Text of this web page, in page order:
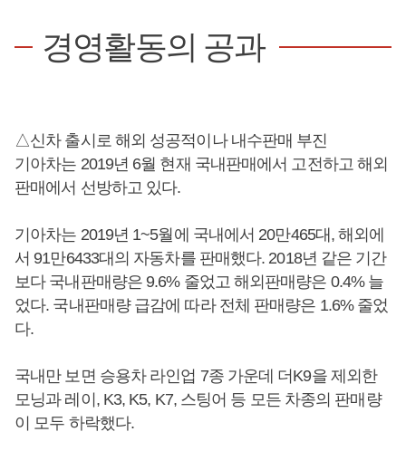
경영활동의 공과
△신차 출시로 해외 성공적이나 내수판매 부진
기아차는 2019년 6월 현재 국내판매에서 고전하고 해외
판매에서 선방하고 있다.
기아차는 2019년 1~5월에 국내에서 20만465대, 해외에
서 91만6433대의 자동차를 판매했다. 2018년 같은 기간
보다 국내판매량은 9.6% 줄었고 해외판매량은 0.4% 늘
었다. 국내판매량 급감에 따라 전체 판매량은 1.6% 줄었
다.
국내만 보면 승용차 라인업 7종 가운데 더K9을 제외한
모닝과 레이, K3, K5, K7, 스팅어 등 모든 차종의 판매량
이 모두 하락했다.